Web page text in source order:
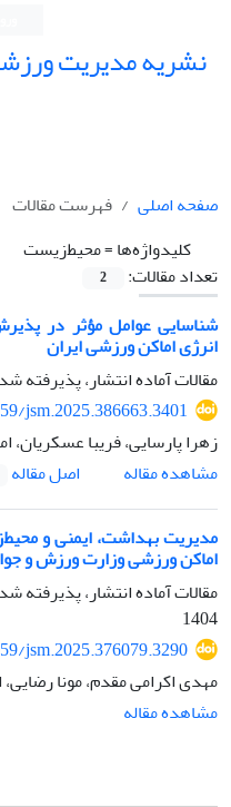
نشریه مدیریت
صفحه اصلی
فهرست مقالات
کلیدواژه‌ها =محیط‌زیست
تعداد مقالات:
2
شناسایی عوامل مؤثر در
انرژی اماکن ورزشی ایران
مقالات آماده انتشار، پذیرفته
jsm.2025.386663.3401
زهرا پارسایی، فریبا
مشاهده مقاله
اصل مقاله
مدیریت بهداشت، ایمنی و
اماکن ورزشی وزارت ورزش و
مقالات آماده انتشار، پذیرفته
1404
jsm.2025.376079.3290
مهدی اکرامی مقدم، مونا
مشاهده مقاله